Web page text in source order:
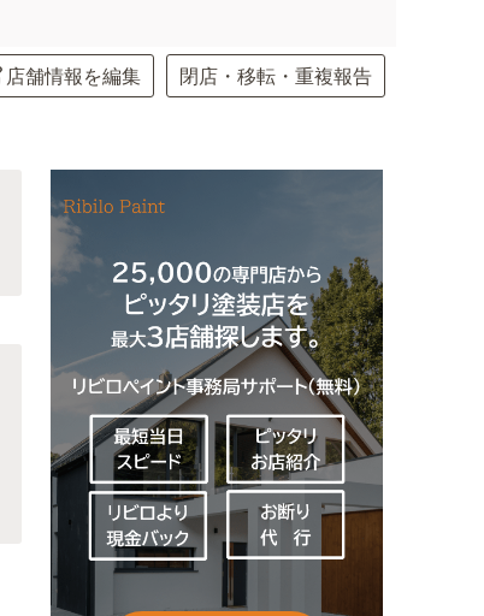
店舗情報を編集
閉店・移転・重複報告